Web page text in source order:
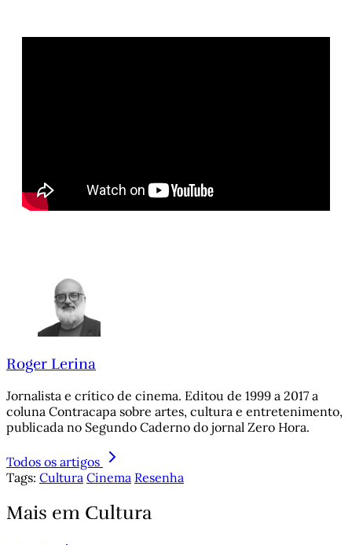
Roger Lerina
Jornalista e crítico de cinema. Editou de 1999 a 2017 a
coluna Contracapa sobre artes, cultura e entretenimento,
publicada no Segundo Caderno do jornal Zero Hora.
Todos os artigos
Tags: Cultura Cinema Resenha
Mais em Cultura